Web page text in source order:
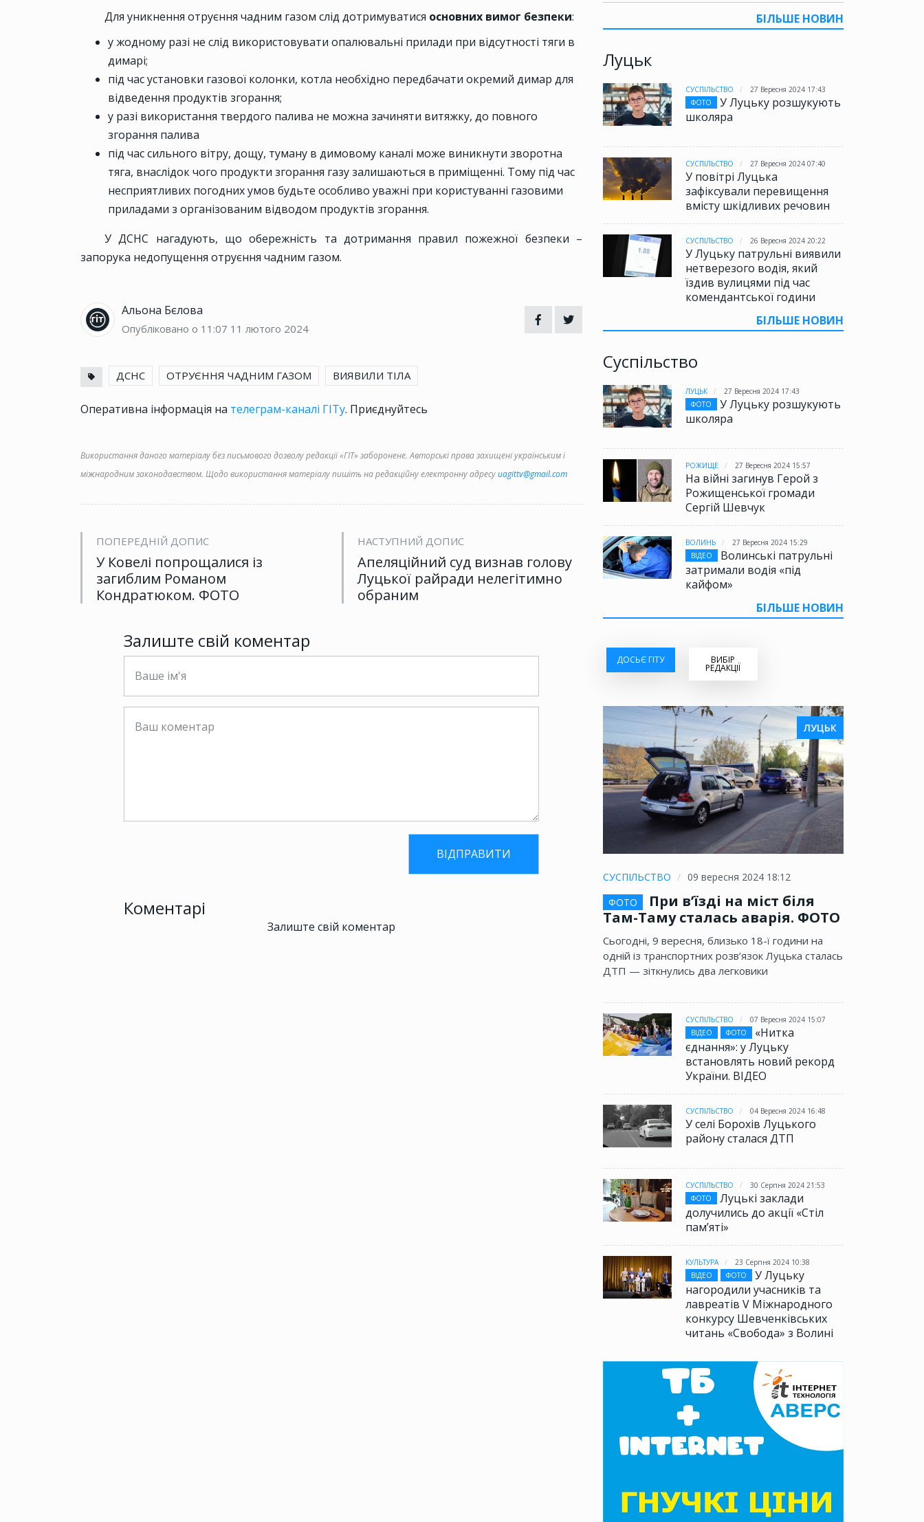
БІЛЬШЕ НОВИН
Луцьк
СУСПІЛЬСТВО
27 Вересня 2024 17:43
ФОТО
У Луцьку розшукують
школяра
СУСПІЛЬСТВО 27 Вересня 2024 07:40
У повітрі Луцька
зафіксували перевищення
вмісту шкідливих речовин
СУСПІЛЬСТВО 26 Вересня 2024 20:22
У Луцьку патрульні виявили
нетверезого водія, який
їздив вулицями під час
комендантської години
БІЛЬШЕ НОВИН
Суспільство
ЛУЦЬК
27 Вересня 2024 17:43
ФОТО
У Луцьку розшукують
школяра
РОЖИЩЕ 27 Вересня 2024 15:57
На війні загинув Герой з
Рожищенської громади
Сергій Шевчук
ВОЛИНЬ
27 Вересня 2024 15:29
ВІДЕО
Волинські патрульні
затримали водія «під
кайфом»
БІЛЬШЕ НОВИН
ДОСЬЄ ГІТУ ВИБІР
РЕДАКЦІЇ
ЛУЦЬК
СУСПІЛЬСТВО
09 вересня 2024 18:12
ФОТО
При в’їзді на міст біля
Там-Таму сталась аварія. ФОТО
Сьогодні, 9 вересня, близько 18-ї години на
одній із транспортних розв’язок Луцька сталась
ДТП — зіткнулись два легковики
СУСПІЛЬСТВО
07 Вересня 2024 15:07
ВІДЕО
ФОТО
«Нитка
єднання»: у Луцьку
встановлять новий рекорд
України. ВІДЕО
СУСПІЛЬСТВО 04 Вересня 2024 16:48
У селі Борохів Луцького
району сталася ДТП
СУСПІЛЬСТВО
30 Серпня 2024 21:53
ФОТО
Луцькі заклади
долучились до акції «Стіл
памʼяті»
КУЛЬТУРА
23 Серпня 2024 10:38
ВІДЕО
ФОТО
У Луцьку
нагородили учасників та
лавреатів V Міжнародного
конкурсу Шевченківських
читань «Свобода» з Волині
Для уникнення отруєння чадним газом слід дотримуватися основних вимог безпеки:
у жодному разі не слід використовувати опалювальні прилади при відсутності тяги в
димарі;
під час установки газової колонки, котла необхідно передбачати окремий димар для
відведення продуктів згорання;
у разі використання твердого палива не можна зачиняти витяжку, до повного
згорання палива
під час сильного вітру, дощу, туману в димовому каналі може виникнути зворотна
тяга, внаслідок чого продукти згорання газу залишаються в приміщенні. Тому під час
несприятливих погодних умов будьте особливо уважні при користуванні газовими
приладами з організованим відводом продуктів згорання.
У ДСНС нагадують, що обережність та дотримання правил пожежної безпеки –
запорука недопущення отруєння чадним газом.
Альона Бєлова
Опубліковано о 11:07 11 лютого 2024
ДСНС ОТРУЄННЯ ЧАДНИМ ГАЗОМ ВИЯВИЛИ ТІЛА
Оперативна інформація на телеграм-каналі ГІТу. Приєднуйтесь
Використання даного матеріалу без письмового дозволу редакції «ГІТ» заборонене. Авторські права захищені українським і
міжнародним законодавством. Щодо використання матеріалу пишіть на редакційну електронну адресуuagittv@gmail.com
ПОПЕРЕДНІЙ ДОПИС
У Ковелі попрощалися із
загиблим Романом
Кондратюком. ФОТО
НАСТУПНИЙ ДОПИС
Апеляційний суд визнав голову
Луцької райради нелегітимно
обраним
Залиште свій коментар
Коментарі
Залиште свій коментар